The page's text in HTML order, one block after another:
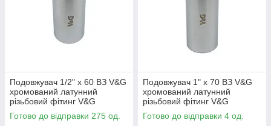
Подовжувач 1/2" x 60 ВЗ V&G
хромований латунний
різьбовий фітинг V&G
(VALOGIN) для
водопостачання та опалення
Готово до відправки 275 од.
Подовжувач 1" x 70 ВЗ V&G
хромований латунний
різьбовий фітинг V&G
(VALOGIN) для
водопостачання та опалення
Готово до відправки 4 од.